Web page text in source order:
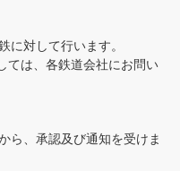
に対して行います。
ては、各鉄道会社にお問い
ら、承認及び通知を受けま